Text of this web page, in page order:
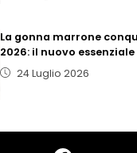
La gonna marrone
2026: il nuovo
24 Luglio 2026